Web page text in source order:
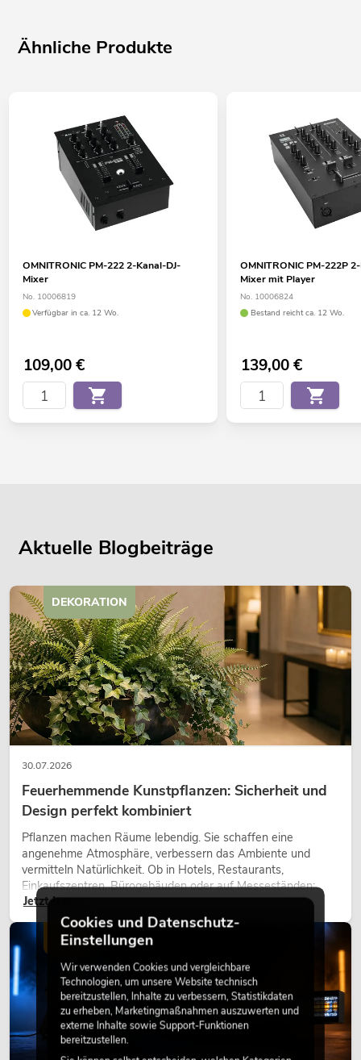
Ähnliche Produkte
OMNITRONIC PM-222 2-Kanal-DJ-
Mixer
No. 10006819
Verfügbar in ca. 12 Wo.
109,00€
OMNITRONIC PM-222P
Mixer mit Player
No. 10006824
Bestand reicht ca. 12 Wo.
139,00€
Aktuelle Blogbeiträge
30.07.2026
Feuerhemmende Kunstpflanzen: Sicherheit und
Design perfekt kombiniert
Pflanzen machen Räume lebendig. Sie schaffen eine
angenehme Atmosphäre, verbessern das Ambiente und
vermitteln Natürlichkeit. Ob in Hotels, Restaurants,
Einkaufszentren, Bürogebäuden oder auf Messeständen:
eine hochwertige Begrünung gehört heute längst zum
modernen Raumkonzept.
Jetzt lesen
DEKORATION
LICHT
Cookies und Datenschutz-
Einstellungen
Wir verwenden Cookies und vergleichbare
Technologien, um unsere Website technisch
bereitzustellen, Inhalte zu verbessern, Statistikdaten
zu erheben, Marketingmaßnahmen auszuwerten und
externe Inhalte sowie Support-Funktionen
bereitzustellen.